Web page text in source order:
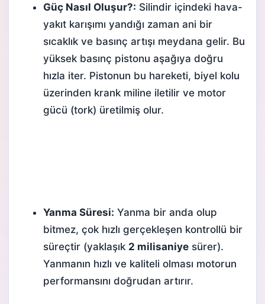
Güç Nasıl Oluşur?: Silindir içindeki hava-
yakıt karışımı yandığı zaman ani bir
sıcaklık ve basınç artışı meydana gelir. Bu
yüksek basınç pistonu aşağıya doğru
hızla iter. Pistonun bu hareketi, biyel kolu
üzerinden krank miline iletilir ve motor
gücü (tork) üretilmiş olur.
Yanma Süresi: Yanma bir anda olup
bitmez, çok hızlı gerçekleşen kontrollü bir
süreçtir (yaklaşık 2 milisaniye sürer).
Yanmanın hızlı ve kaliteli olması motorun
performansını doğrudan artırır.